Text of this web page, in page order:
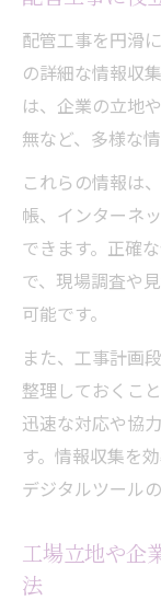
配管工事を円滑
の詳細な情報収
は、企業の立地
無など、多様な
これらの情報は
帳、インターネ
できます。正確
で、現場調査や
可能です。
また、工事計画
整理しておくこ
迅速な対応や協
す。情報収集を
デジタルツール
工場立地や企
法